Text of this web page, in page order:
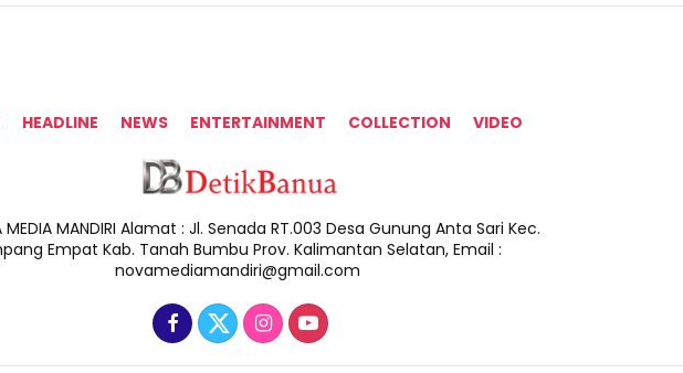
HEADLINE NEWS ENTERTAINMENT COLLECTION VIDEO
MEDIA MANDIRI Alamat : Jl. Senada RT.003 Desa Gunung Anta Sari Kec.
Empat Kab. Tanah Bumbu Prov. Kalimantan Selatan, Email :
novamediamandiri@gmail.com